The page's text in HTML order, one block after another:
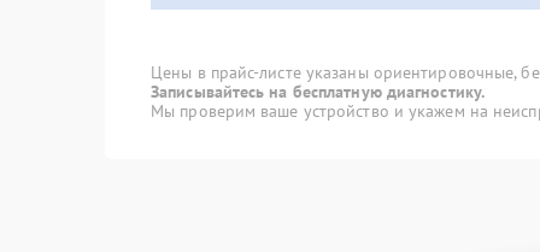
Цены в прайс-листе указаны ориентировочные,
Записывайтесь на бесплатную диагностику.
Мы проверим ваше устройство и укажем на